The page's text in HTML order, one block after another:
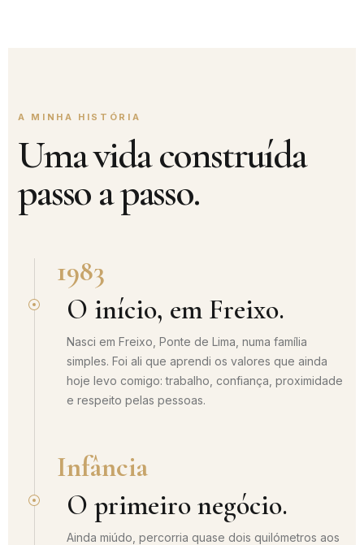
A MINHA HISTÓRIA
Uma vida construída
passo a passo.
1983
O início, em Freixo.
Nasci em Freixo, Ponte de Lima, numa família
simples. Foi ali que aprendi os valores que ainda
hoje levo comigo: trabalho, confiança, proximidade
e respeito pelas pessoas.
Infância
O primeiro negócio.
Ainda miúdo, percorria quase dois quilómetros aos